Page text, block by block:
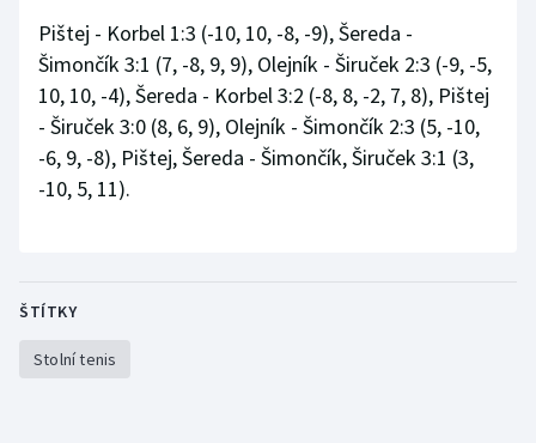
Plážový volejbal
Ragby
Rychlobruslení
Short track
Sportovní střelba
Pištej - Korbel 1:3 (-10, 10, -8, -9), Šereda -
Šimončík 3:1 (7, -8, 9, 9), Olejník - Širuček 2:3 (-9, -5,
10, 10, -4), Šereda - Korbel 3:2 (-8, 8, -2, 7, 8), Pištej
- Širuček 3:0 (8, 6, 9), Olejník - Šimončík 2:3 (5, -10,
-6, 9, -8), Pištej, Šereda - Šimončík, Širuček 3:1 (3,
-10, 5, 11).
ŠTÍTKY
Stolní tenis